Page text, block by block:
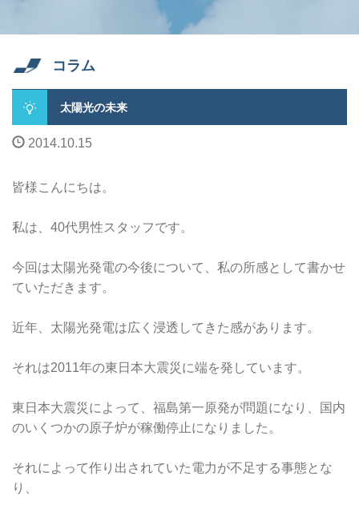
コラム
太陽光の未来
2014.10.15
皆様こんにちは。
私は、40代男性スタッフです。
今回は太陽光発電の今後について、私の所感として書かせ
ていただきます。
近年、太陽光発電は広く浸透してきた感があります。
それは2011年の東日本大震災に端を発しています。
東日本大震災によって、福島第一原発が問題になり、国内
のいくつかの原子炉が稼働停止になりました。
それによって作り出されていた電力が不足する事態とな
り、